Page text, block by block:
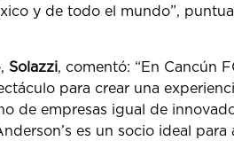
y de todo el mundo”,
Solazzi, comentó: “En Cancún
para crear una
de empresas igual de
es un socio ideal para